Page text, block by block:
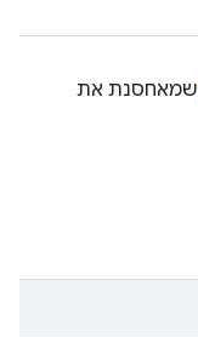
שמאחסנת את